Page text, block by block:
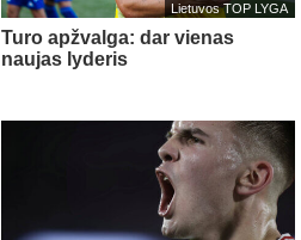
Lietuvos TOP LYGA
Turo apžvalga: dar vienas
naujas lyderis